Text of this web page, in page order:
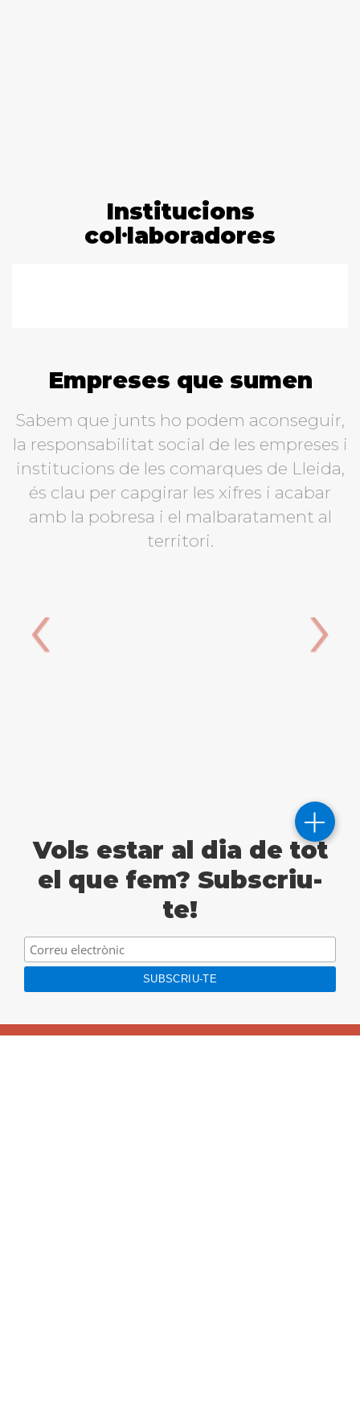
Institucions
col·laboradores
Empreses que sumen
Sabem que junts ho podem aconseguir,
la responsabilitat social de les empreses i
institucions de les comarques de Lleida,
és clau per capgirar les xifres i acabar
amb la pobresa i el malbaratament al
territori.
‹ ›
Vols estar al dia de tot
el que fem? Subscriu-
te!